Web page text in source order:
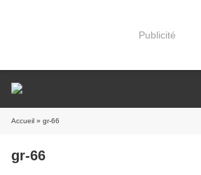
Publicité
Accueil » gr-66
gr-66